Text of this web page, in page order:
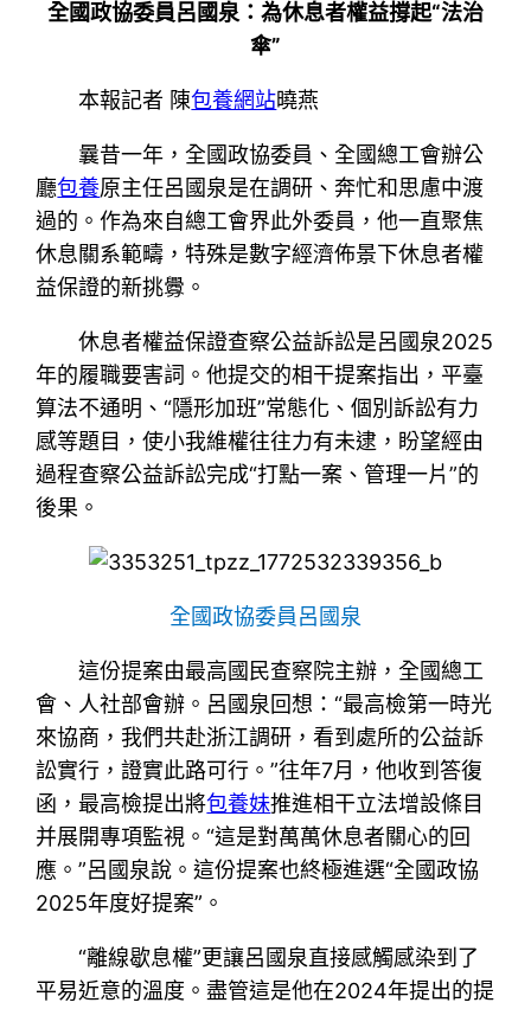
全國政協委員呂國泉：為休息者權益撐起“法治
傘”
本報記者 陳包養網站曉燕
曩昔一年，全國政協委員、全國總工會辦公
廳包養原主任呂國泉是在調研、奔忙和思慮中渡
過的。作為來自總工會界此外委員，他一直聚焦
休息關系範疇，特殊是數字經濟佈景下休息者權
益保證的新挑釁。
休息者權益保證查察公益訴訟是呂國泉2025
年的履職要害詞。他提交的相干提案指出，平臺
算法不通明、“隱形加班”常態化、個別訴訟有力
感等題目，使小我維權往往力有未逮，盼望經由
過程查察公益訴訟完成“打點一案、管理一片”的
後果。
全國政協委員呂國泉
這份提案由最高國民查察院主辦，全國總工
會、人社部會辦。呂國泉回想：“最高檢第一時光
來協商，我們共赴浙江調研，看到處所的公益訴
訟實行，證實此路可行。”往年7月，他收到答復
函，最高檢提出將包養妹推進相干立法增設條目
并展開專項監視。“這是對萬萬休息者關心的回
應。”呂國泉說。這份提案也終極進選“全國政協
2025年度好提案”。
“離線歇息權”更讓呂國泉直接感觸感染到了
平易近意的溫度。盡管這是他在2024年提出的提